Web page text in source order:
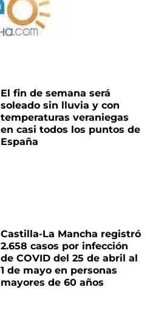
El fin de semana será
soleado sin lluvia y con
temperaturas veraniegas
en casi todos los puntos de
España
Castilla-La Mancha registró
2.658 casos por infección
de COVID del 25 de abril al
1 de mayo en personas
mayores de 60 años